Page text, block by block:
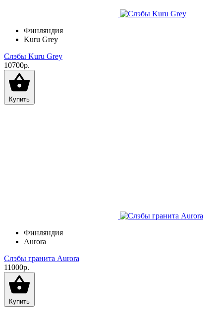
Финляндия
Kuru Grey
Слэбы Kuru Grey
10700р.
Купить
Финляндия
Aurora
Слэбы гранита Aurora
11000р.
Купить